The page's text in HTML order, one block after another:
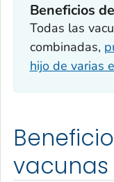
Beneficios
Todas las
combinadas,
hijo de varias